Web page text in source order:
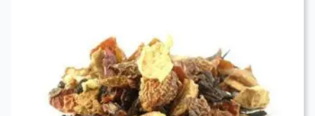
choisies
sur
la
page
du